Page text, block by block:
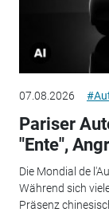
07.08.2026
Pariser
"Ente",
Die Mondial de
Während sich
Präsenz